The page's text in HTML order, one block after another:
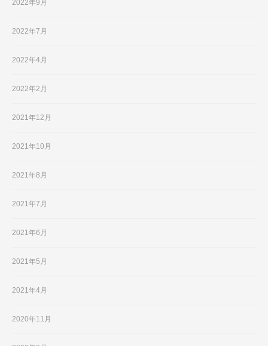
2022年9月
2022年7月
2022年4月
2022年2月
2021年12月
2021年10月
2021年8月
2021年7月
2021年6月
2021年5月
2021年4月
2020年11月